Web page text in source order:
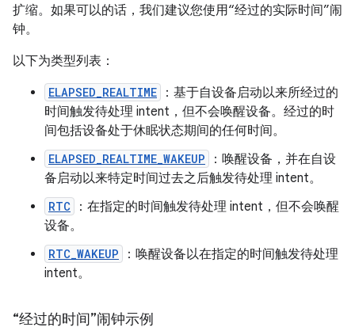
扩缩。如果可以的话，我们建议您使用“经过的实际时间”闹
钟。
以下为类型列表：
ELAPSED_REALTIME
：基于自设备启动以来所经过的
时间触发待处理 intent，但不会唤醒设备。经过的时
间包括设备处于休眠状态期间的任何时间。
ELAPSED_REALTIME_WAKEUP
：唤醒设备，并在自设
备启动以来特定时间过去之后触发待处理 intent。
RTC
：在指定的时间触发待处理 intent，但不会唤醒
设备。
RTC_WAKEUP
：唤醒设备以在指定的时间触发待处理
intent。
“经过的时间”闹钟示例